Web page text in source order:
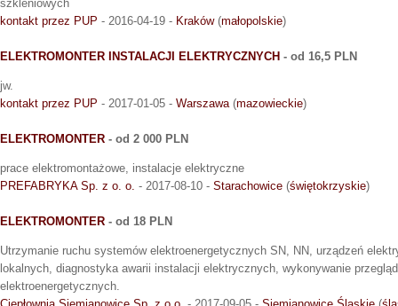
szkleniowych
kontakt przez PUP - 2016-04-19 - Kraków(małopolskie)
ELEKTROMONTER INSTALACJI ELEKTRYCZNYCH - od 16,5 PLN
jw.
kontakt przez PUP - 2017-01-05 - Warszawa (mazowieckie)
ELEKTROMONTER - od 2 000 PLN
prace elektromontażowe, instalacje elektryczne
PREFABRYKA Sp. z o. o. - 2017-08-10 - Starachowice (świętokrzyskie)
ELEKTROMONTER - od 18 PLN
Utrzymanie ruchu systemów elektroenergetycznych SN, NN, urządzeń
lokalnych, diagnostyka awarii instalacji elektrycznych, wykonywanie
elektroenergetycznych.